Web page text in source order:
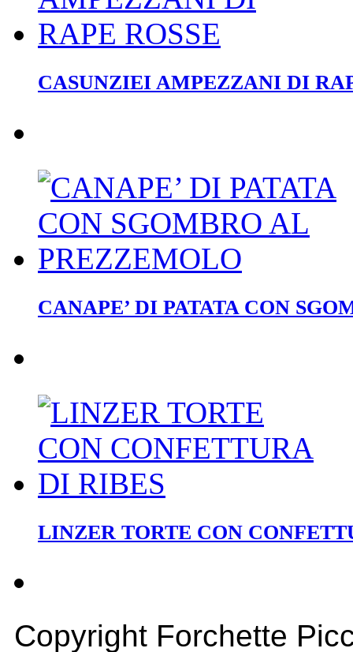
CASUNZIEI AMPEZZANI DI
CANAPE’ DI PATATA CON
LINZER TORTE CON
Copyright Forchette